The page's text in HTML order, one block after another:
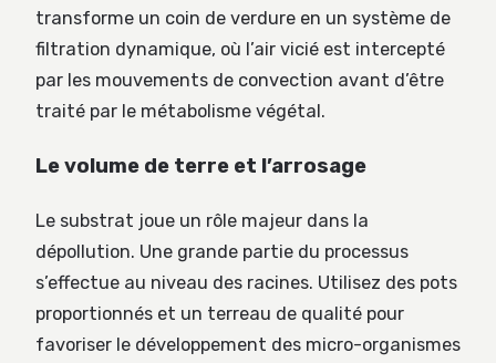
transforme un coin de verdure en un système de
filtration dynamique, où l’air vicié est intercepté
par les mouvements de convection avant d’être
traité par le métabolisme végétal.
Le volume de terre et l’arrosage
Le substrat joue un rôle majeur dans la
dépollution. Une grande partie du processus
s’effectue au niveau des racines. Utilisez des pots
proportionnés et un terreau de qualité pour
favoriser le développement des micro-organismes